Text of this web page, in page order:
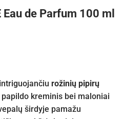
Eau de Parfum 100 ml
rožinių pipirų
kreminis bei maloniai
širdyje pamažu